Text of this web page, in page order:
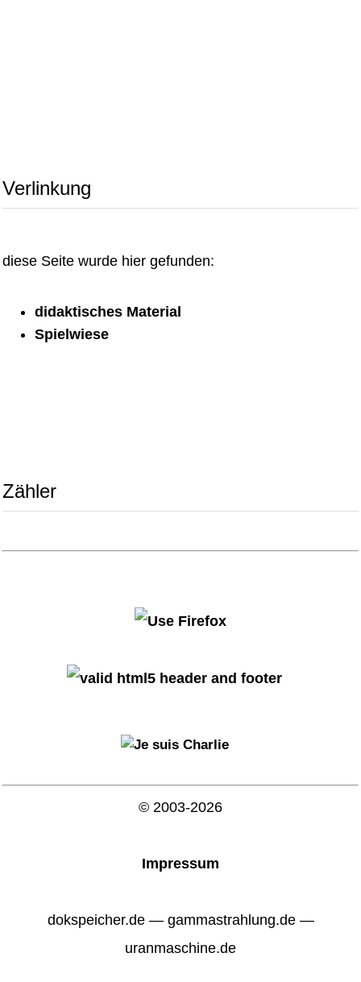
Verlinkung
diese Seite wurde hier gefunden:
didaktisches Material
Spielwiese
Zähler
© 2003-2026
Impressum
dokspeicher.de — gammastrahlung.de —
uranmaschine.de